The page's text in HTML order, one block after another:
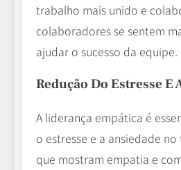
trabalho mais unido e
colaboradores se sentem
ajudar o sucesso da equipe.
Redução Do Estresse E
A liderança empática é
o estresse e a ansiedade
que mostram empatia e